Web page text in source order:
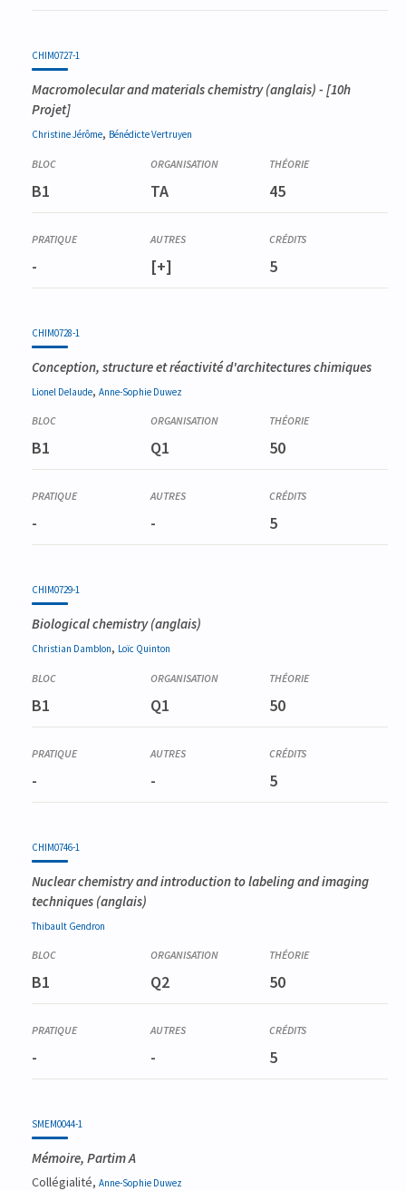
CHIM0727-1
Macromolecular and materials chemistry(anglais) - [10h
Projet]
ChristineJérôme, BénédicteVertruyen
B1 TA 45
- [+] 5
CHIM0728-1
Conception, structure et réactivité d'architectures chimiques
Lionel Delaude, Anne-Sophie Duwez
B1 Q1 50
- - 5
CHIM0729-1
Biological chemistry(anglais)
Christian Damblon, Loïc Quinton
B1 Q1 50
- - 5
CHIM0746-1
Nuclear chemistry and introduction to labeling and imaging
techniques (anglais)
Thibault Gendron
B1 Q2 50
- - 5
SMEM0044-1
Mémoire, Partim A
Collégialité, Anne-Sophie Duwez